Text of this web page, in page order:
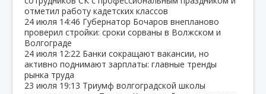
отметил работу кадетских классов
24 июля 14:46 Губернатор Бочаров внепланово
проверил стройки: сроки сорваны в Волжском и
Волгограде
24 июля 12:22 Банки сокращают вакансии, но
активно поднимают зарплаты: главные тренды
рынка труда
23 июля 19:13 Триумф волгоградской школы